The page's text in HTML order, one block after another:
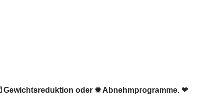
oder ✹ Abnehmprogramme. ❤